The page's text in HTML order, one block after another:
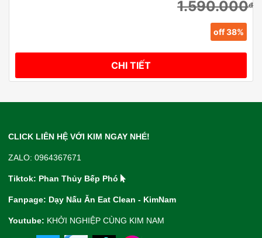
1.590.000đ
off 38%
CHI TIẾT
CLICK LIÊN HỆ VỚI KIM NGAY NHÉ!
ZALO: 0964367671
Tiktok: Phan Thủy Bếp Phó
Fanpage: Dạy Nấu Ăn Eat Clean - KimNam
Youtube: KHỞI NGHIỆP CÙNG KIM NAM